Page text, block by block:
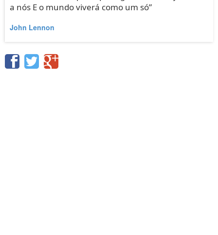
a nós E o mundo viverá como um só”
John Lennon